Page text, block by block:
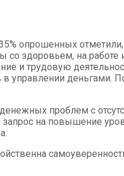
опрошенных
здоровьем, на
и трудовую
управлении деньгами.
проблем с
на повышение